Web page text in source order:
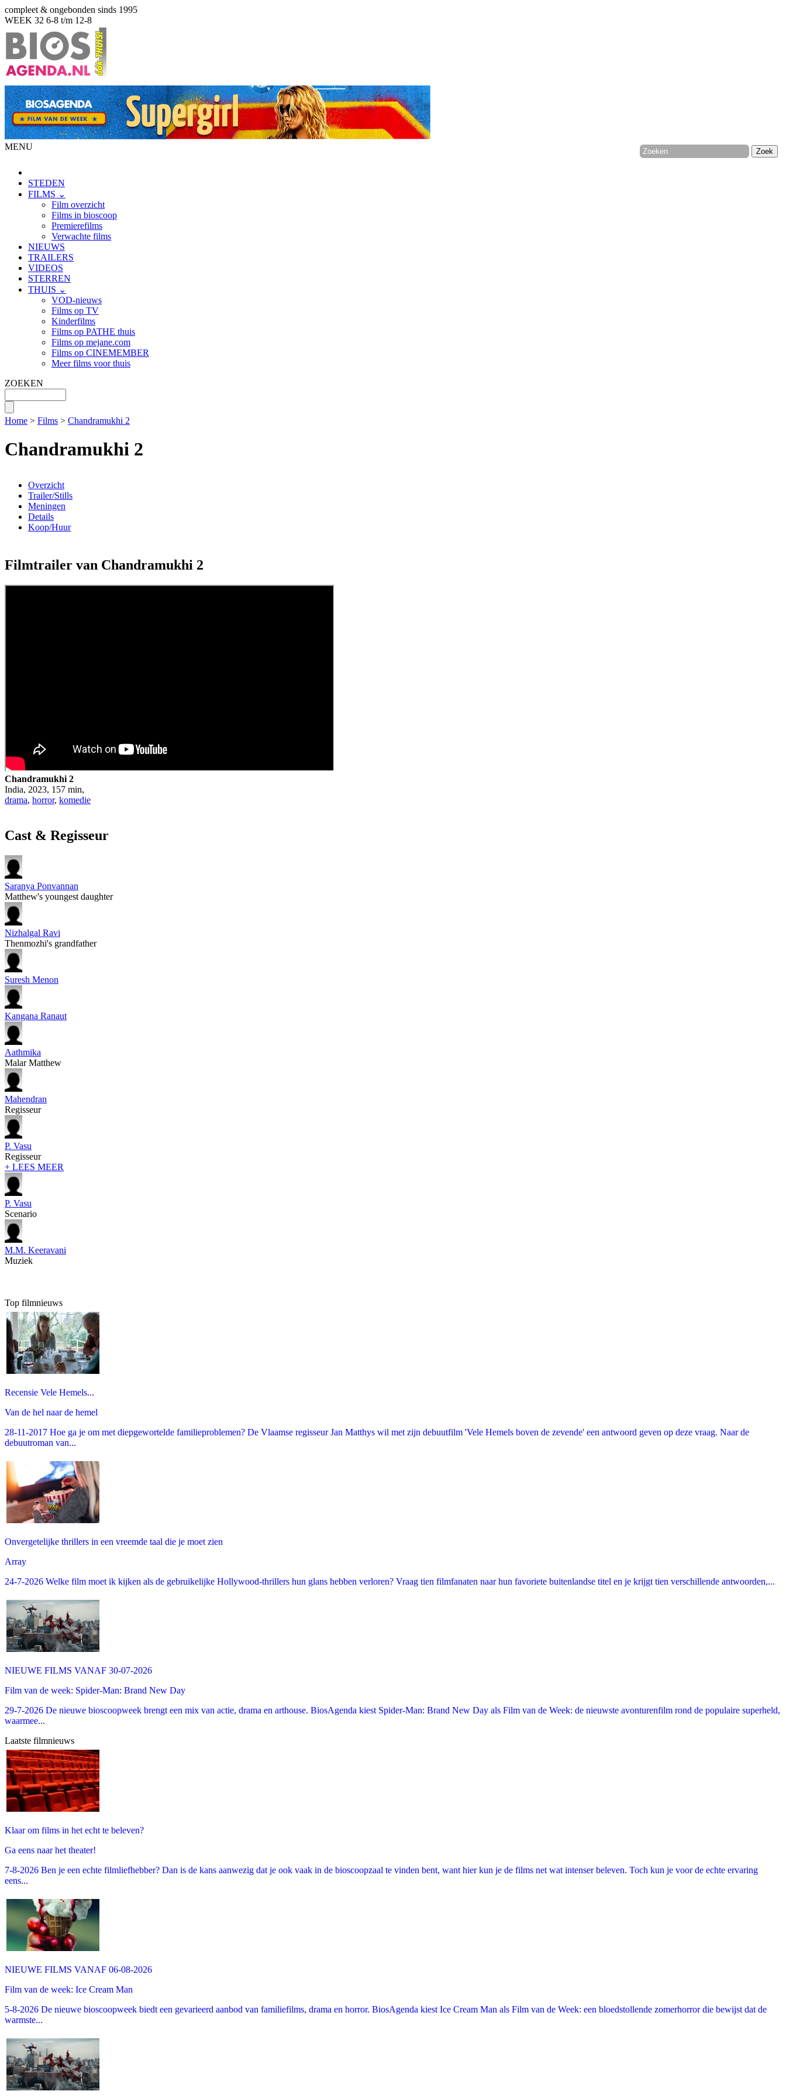
compleet & ongebonden sinds 1995
WEEK 32 6-8 t/m 12-8
MENU
STEDEN
FILMS ⌄
Film overzicht
Films in bioscoop
Premierefilms
Verwachte films
NIEUWS
TRAILERS
VIDEOS
STERREN
THUIS ⌄
VOD-nieuws
Films op TV
Kinderfilms
Films op PATHE thuis
Films op mejane.com
Films op CINEMEMBER
Meer films voor thuis
ZOEKEN
Home > Films > Chandramukhi 2
Chandramukhi 2
Overzicht
Trailer/Stills
Meningen
Details
Koop/Huur
Filmtrailer van Chandramukhi 2
Chandramukhi 2
India, 2023, 157 min,
drama, horror, komedie
Cast & Regisseur
Saranya Ponvannan
Matthew's youngest daughter
Nizhalgal Ravi
Thenmozhi's grandfather
Suresh Menon
Kangana Ranaut
Aathmika
Malar Matthew
Mahendran
Regisseur
P. Vasu
Regisseur
+ LEES MEER
P. Vasu
Scenario
M.M. Keeravani
Muziek
Top filmnieuws
Recensie Vele Hemels...
Van de hel naar de hemel
28-11-2017 Hoe ga je om met diepgewortelde familieproblemen? De Vlaamse regisseur Jan Matthys wil met zijn debuutfilm 'Vele Hemels boven de zevende' een antwoord geven op deze vraag. Naar de
debuutroman van...
Onvergetelijke thrillers in een vreemde taal die je moet zien
Array
24-7-2026 Welke film moet ik kijken als de gebruikelijke Hollywood-thrillers hun glans hebben verloren? Vraag tien filmfanaten naar hun favoriete buitenlandse titel en je krijgt tien verschillende antwoorden,...
NIEUWE FILMS VANAF 30-07-2026
Film van de week: Spider-Man: Brand New Day
29-7-2026 De nieuwe bioscoopweek brengt een mix van actie, drama en arthouse. BiosAgenda kiest Spider-Man: Brand New Day als Film van de Week: de nieuwste avonturenfilm rond de populaire superheld,
waarmee...
Laatste filmnieuws
Klaar om films in het echt te beleven?
Ga eens naar het theater!
7-8-2026 Ben je een echte filmliefhebber? Dan is de kans aanwezig dat je ook vaak in de bioscoopzaal te vinden bent, want hier kun je de films net wat intenser beleven. Toch kun je voor de echte ervaring
eens...
NIEUWE FILMS VANAF 06-08-2026
Film van de week: Ice Cream Man
5-8-2026 De nieuwe bioscoopweek biedt een gevarieerd aanbod van familiefilms, drama en horror. BiosAgenda kiest Ice Cream Man als Film van de Week: een bloedstollende zomerhorror die bewijst dat de
warmste...